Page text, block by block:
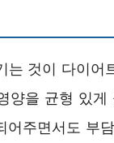
것이 다이어
양을 균형 있
주면서도 부